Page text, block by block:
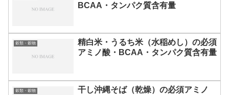
BCAA・タンパク質含有量
穀類・穀物
精白米・うるち米（水稲めし）の必須
アミノ酸・BCAA・タンパク質含有量
穀類・穀物
干し沖縄そば（乾燥）の必須アミノ